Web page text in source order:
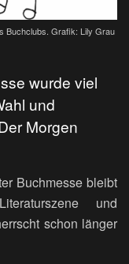
Buchclubs. Grafik: Lily Grau
wurde viel
und
Morgen
Buchmesse bleibt
und
schon länger